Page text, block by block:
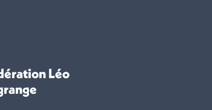
Léo